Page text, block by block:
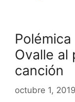
Ovalle al
canción
octubre 1, 2019